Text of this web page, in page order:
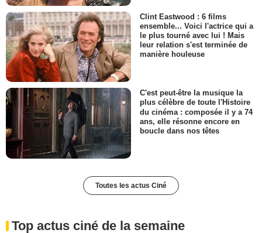
Clint Eastwood : 6 films
ensemble... Voici l'actrice qui a
le plus tourné avec lui ! Mais
leur relation s'est terminée de
manière houleuse
C'est peut-être la musique la
plus célèbre de toute l'Histoire
du cinéma : composée il y a 74
ans, elle résonne encore en
boucle dans nos têtes
Toutes les actus Ciné
Top actus ciné de la semaine